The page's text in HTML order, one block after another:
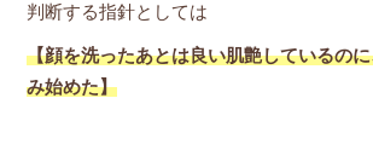
判断する指針としては
【顔を洗ったあとは良い肌艶しているの
み始めた】